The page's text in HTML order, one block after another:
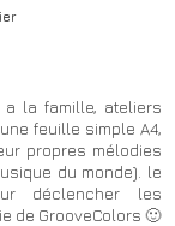
a la famille, ateliers
feuille simple A4,
propres mélodies
du monde). le
déclencher les
de GrooveColors 🙂